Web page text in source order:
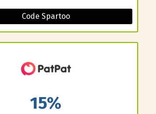
Code Spartoo
15%